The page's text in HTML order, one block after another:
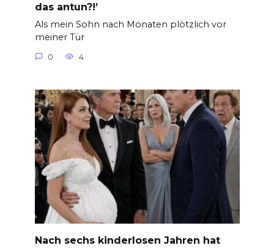
das antun?!’
Als mein Sohn nach Monaten plötzlich vor
meiner Tür
0 4
Nach sechs kinderlosen Jahren hat